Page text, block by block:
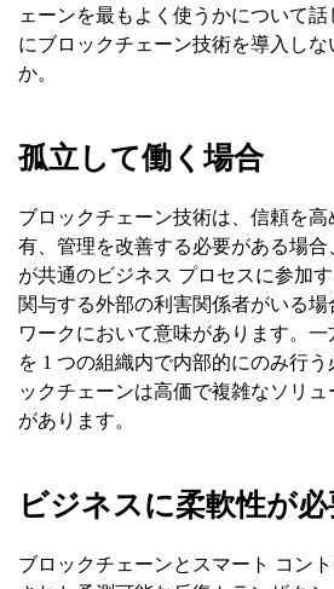
ェーンを最もよく使うかについて
にブロックチェーン技術を導入しな
か。
孤立して働く場合
ブロックチェーン技術は、信頼を
有、管理を改善する必要がある場
が共通のビジネス プロセスに参加
関与する外部の利害関係者がいる場
ワークにおいて意味があります。
を 1 つの組織内で内部的にのみ行
ックチェーンは高価で複雑なソリ
があります。
ビジネスに柔軟性が
ブロックチェーンとスマート コン